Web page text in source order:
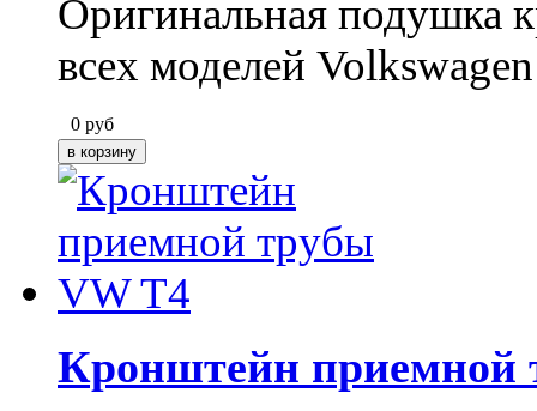
Оригинальная подушка
всех моделей
0 руб
Кронштейн приемной